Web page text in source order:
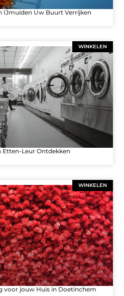
IJmuiden Uw Buurt Verrijken
WINKELEN
Etten-Leur Ontdekken
WINKELEN
voor jouw Huis in Doetinchem